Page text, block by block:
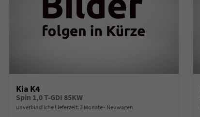
Kia K4
Spin 1,0 T-GDI 85KW
unverbindliche Lieferzeit: 3 Monate Neuwagen